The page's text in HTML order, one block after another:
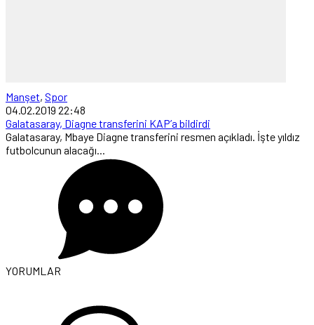
Manşet, Spor
04.02.2019 22:48
Galatasaray, Diagne transferini KAP’a bildirdi
Galatasaray, Mbaye Diagne transferini resmen açıkladı. İşte yıldız
futbolcunun alacağı...
YORUMLAR